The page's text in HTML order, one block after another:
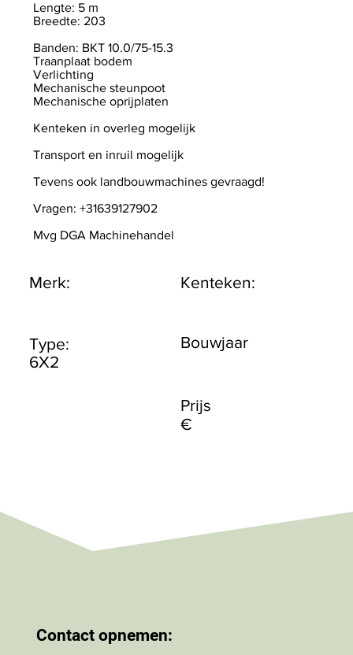
6X2
Type:
Merk: Kenteken:
Prijs
€
Bouwjaar
Lengte: 5 m
Breedte: 203
Banden: BKT 10.0/75-15.3
Traanplaat bodem
Verlichting
Mechanische steunpoot
Mechanische oprijplaten
Kenteken in overleg mogelijk
Transport en inruil mogelijk
Tevens ook landbouwmachines gevraagd!
Vragen: +31639127902
Mvg DGA Machinehandel
Contact opnemen: